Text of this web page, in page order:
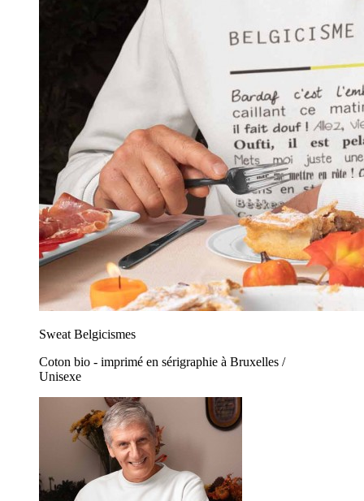
Sweat Belgicismes
Coton bio - imprimé en sérigraphie à Bruxelles /
Unisexe